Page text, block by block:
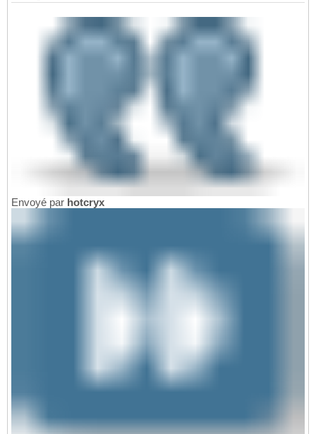
Envoyé par hotcryx